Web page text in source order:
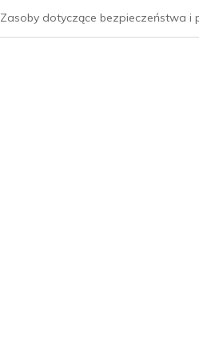
Zasoby dotyczące bezpieczeństwa i